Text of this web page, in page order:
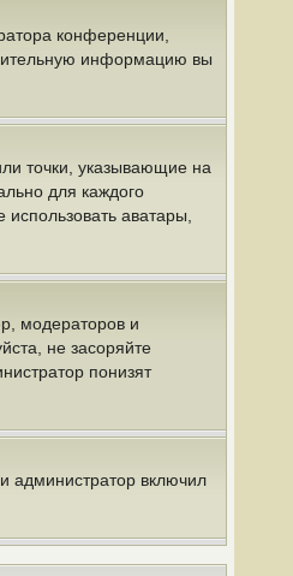
конференции,
информацию вы
точки, указывающие на
для каждого
аватары,
модераторов и
не засоряйте
понизят
администратор включил